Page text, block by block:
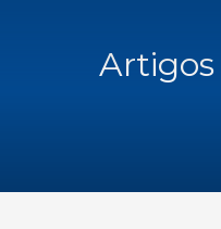
Artigos